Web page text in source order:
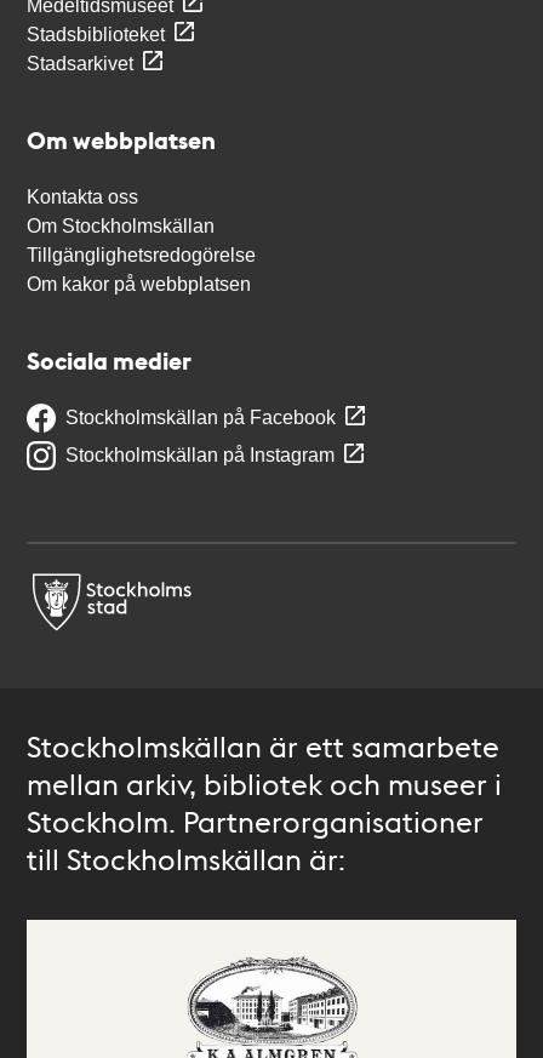
Medeltidsmuseet
Stadsbiblioteket
Stadsarkivet
Om webbplatsen
Kontakta oss
Om Stockholmskällan
Tillgänglighetsredogörelse
Om kakor på webbplatsen
Sociala medier
Stockholmskällan på Facebook
Stockholmskällan på Instagram
Stockholmskällan är ett samarbete
mellan arkiv, bibliotek och museer i
Stockholm. Partnerorganisationer
till Stockholmskällan är: